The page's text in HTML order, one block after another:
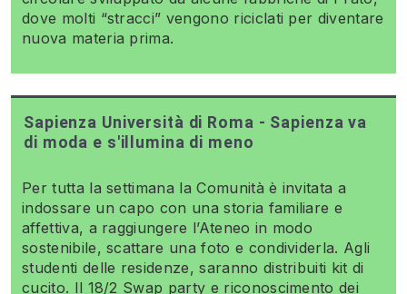
dove molti “stracci” vengono riciclati per diventare
nuova materia prima.
Sapienza Università di Roma - Sapienza va
di moda e s'illumina di meno
Per tutta la settimana la Comunità è invitata a
indossare un capo con una storia familiare e
affettiva, a raggiungere l’Ateneo in modo
sostenibile, scattare una foto e condividerla. Agli
studenti delle residenze, saranno distribuiti kit di
cucito. Il 18/2 Swap party e riconoscimento dei